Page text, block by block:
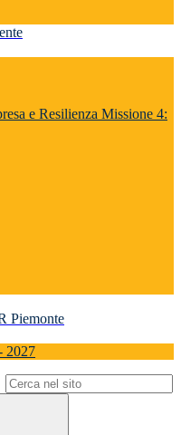
e Resilienza Missione 4:
Piemonte
2027